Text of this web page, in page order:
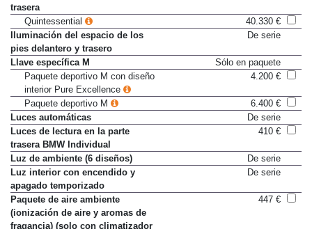
Función de masaje en la parte
trasera
Quintessential
40.330 €
Iluminación del espacio de los
pies delantero y trasero
Llave específica M
Sólo en paquete
Paquete deportivo M con diseño
interior Pure Excellence
Paquete deportivo M
6.400 €
Luces automáticas
De serie
Luces de lectura en la parte
trasera BMW Individual
Luz de ambiente (6 diseños)
De serie
Luz interior con encendido y
apagado temporizado
Paquete de aire ambiente
(ionización de aire y aromas de